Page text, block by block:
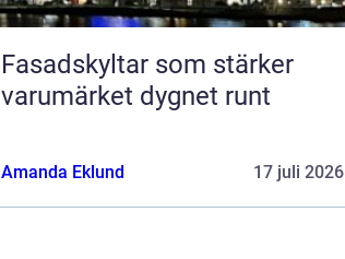
Fasadskyltar som stärker
varumärket dygnet runt
Amanda Eklund 17 juli 2026